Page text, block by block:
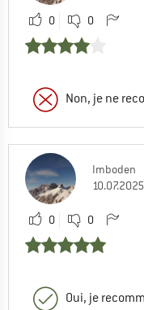
0 0
Non, je ne
Imboden
10.07.2025
0 0
Oui, je